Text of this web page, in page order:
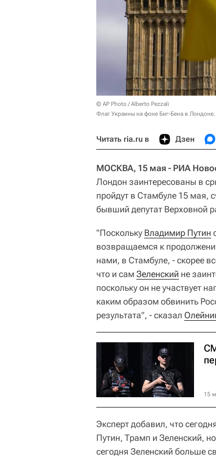
© AP Photo / Alberto Pezzali
Флаг Украины на фоне Биг-Бена в
Читать ria.ru в Дзен
МОСКВА, 15 мая - РИА
Лондон заинтересованы в
пройдут в Стамбуле 15 мая,
бывший депутат Верховной
"Поскольку Владимир Путин
возвращаемся к
нами, в Стамбуле, - скорее
что и сам Зеленский не
поскольку он не участвует
каким образом обвинить
результата", - сказал
15
Эксперт добавил, что
Путин, Трамп и Зеленский,
сегодня Зеленский больше